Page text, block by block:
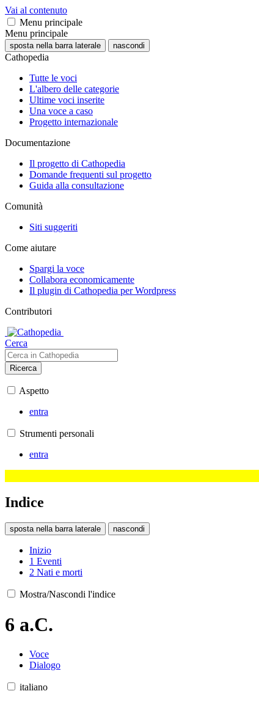
Vai al contenuto
Menu principale
Menu principale
sposta nella barra laterale nascondi
Cathopedia
Tutte le voci
L'albero delle categorie
Ultime voci inserite
Una voce a caso
Progetto internazionale
Documentazione
Il progetto di Cathopedia
Domande frequenti sul progetto
Guida alla consultazione
Comunità
Siti suggeriti
Come aiutare
Spargi la voce
Collabora economicamente
Il plugin di Cathopedia per Wordpress
Contributori
Cerca
Ricerca
Aspetto
entra
Strumenti personali
entra
Indice
sposta nella barra laterale nascondi
Inizio
1 Eventi
2 Nati e morti
Mostra/Nascondi l'indice
6 a.C.
Voce
Dialogo
italiano